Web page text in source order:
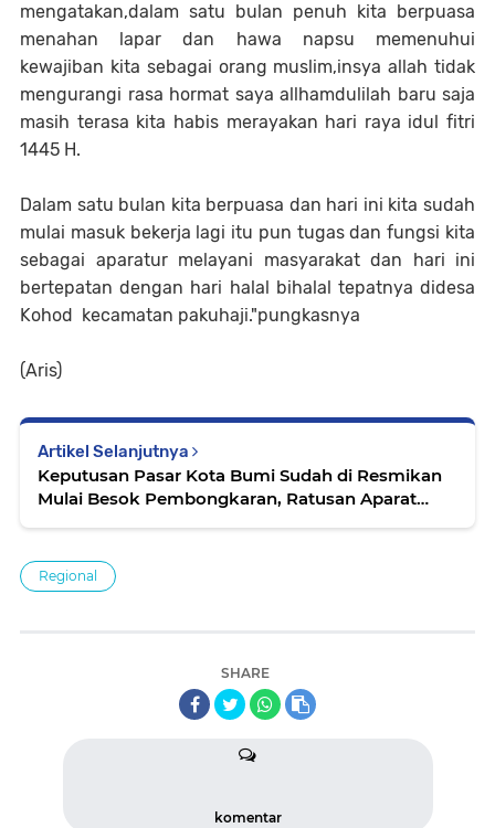
mengatakan,dalam satu bulan penuh kita berpuasa
menahan lapar dan hawa napsu memenuhui
kewajiban kita sebagai orang muslim,insya allah tidak
mengurangi rasa hormat saya allhamdulilah baru saja
masih terasa kita habis merayakan hari raya idul fitri
1445 H.
Dalam satu bulan kita berpuasa dan hari ini kita sudah
mulai masuk bekerja lagi itu pun tugas dan fungsi kita
sebagai aparatur melayani masyarakat dan hari ini
bertepatan dengan hari halal bihalal tepatnya didesa
Kohod kecamatan pakuhaji."pungkasnya
(Aris)
Artikel Selanjutnya
Keputusan Pasar Kota Bumi Sudah di Resmikan
Mulai Besok Pembongkaran, Ratusan Aparat
Regional
SHARE
komentar